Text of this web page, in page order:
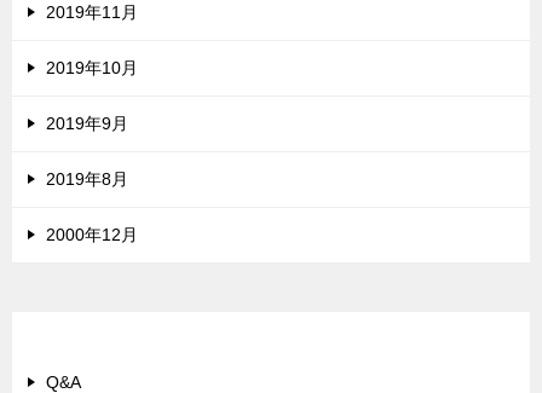
2019年11月
2019年10月
2019年9月
2019年8月
2000年12月
Q&A